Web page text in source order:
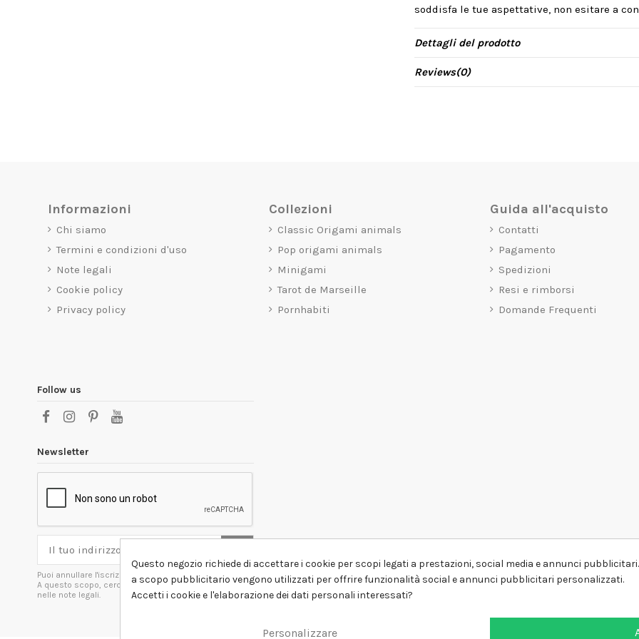
soddisfa le tue aspettative, non esitare a
Dettagli del prodotto
Reviews(0)
Informazioni
Chi siamo
Termini e condizioni d'uso
Note legali
Cookie policy
Privacy policy
Collezioni
Classic Origami animals
Pop origami animals
Minigami
Tarot de Marseille
Pornhabiti
Guida all'acquisto
Contatti
Pagamento
Spedizioni
Resi e rimborsi
Domande Frequenti
Follow us
Newsletter
Puoi annullare l'iscrizione in ogni momenti.
A questo scopo, cerca le info di contatto
nelle note legali.
Questo negozio richiede di accettare i cookie per scopi legati a prestazioni, social media e annunci
a scopo pubblicitario vengono utilizzati per offrire funzionalità social e annunci pubblicitari personalizzati.
Accetti i cookie e l'elaborazione dei dati personali interessati?
Personalizzare